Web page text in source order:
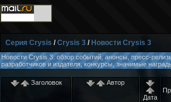
Серия Crysis /Crysis 3 / Новости Crysis 3
Новости Crysis 3: обзор событий, анонсы, пресс-
разработчиков и издателя, конкурсы, значимые
Заголовок Автор
Дата